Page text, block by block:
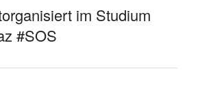
im Studium
#SOS